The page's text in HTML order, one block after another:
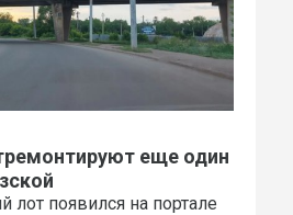
еще один
лот появился на портале